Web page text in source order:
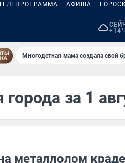
АФИША
Многодетная мама создала свой
за 1
металлолом